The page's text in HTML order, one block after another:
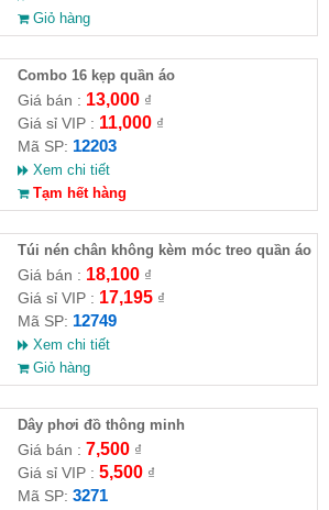
Giỏ hàng
Combo 16 kẹp quần áo
Giá bán : 13,000₫
Giá sỉ VIP : 11,000₫
Mã SP: 12203
Xem chi tiết
Tạm hết hàng
Túi nén chân không kèm móc treo quần áo
Giá bán : 18,100₫
Giá sỉ VIP : 17,195₫
Mã SP: 12749
Xem chi tiết
Giỏ hàng
Dây phơi đồ thông minh
Giá bán : 7,500₫
Giá sỉ VIP : 5,500₫
Mã SP: 3271